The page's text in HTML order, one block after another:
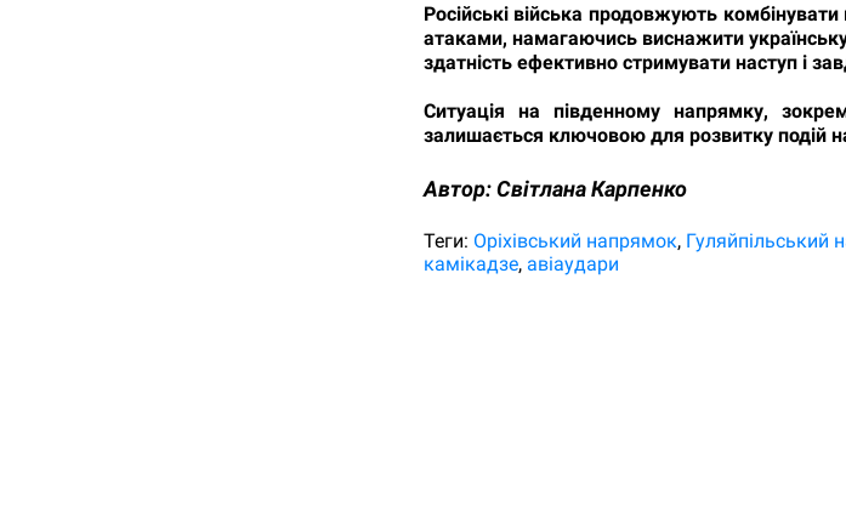
Російські війська продовжують
атаками, намагаючись виснажити
здатність ефективно стримувати наступ і
Ситуація на південному напрямку,
залишається ключовою для розвитку подій
Автор:Світлана Карпенко
Теги: Оріхівський напрямок Гуляйпільський
камікадзе авіаудари